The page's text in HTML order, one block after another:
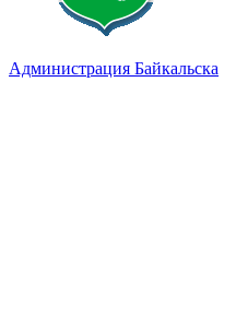
Администрация Байкальска